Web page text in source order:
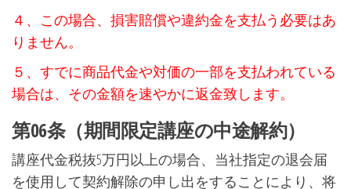
４、この場合、損害賠償や違約金を支払う必要はあ
りません。
５、すでに商品代金や対価の一部を支払われている
場合は、その金額を速やかに返金致します。
第06条（期間限定講座の中途解約）
講座代金税抜5万円以上の場合、当社指定の退会届
を使用して契約解除の申し出をすることにより、将